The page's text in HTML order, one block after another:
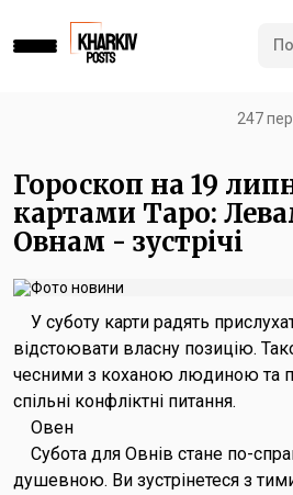
247
Гороскоп на 19
картами Таро:
Овнам - зустрічі
У суботу карти радять
відстоювати власну позицію.
чесними з коханою людиною та
спільні конфліктні питання.
Овен
Субота для Овнів стане по-
душевною. Ви зустрінетеся з